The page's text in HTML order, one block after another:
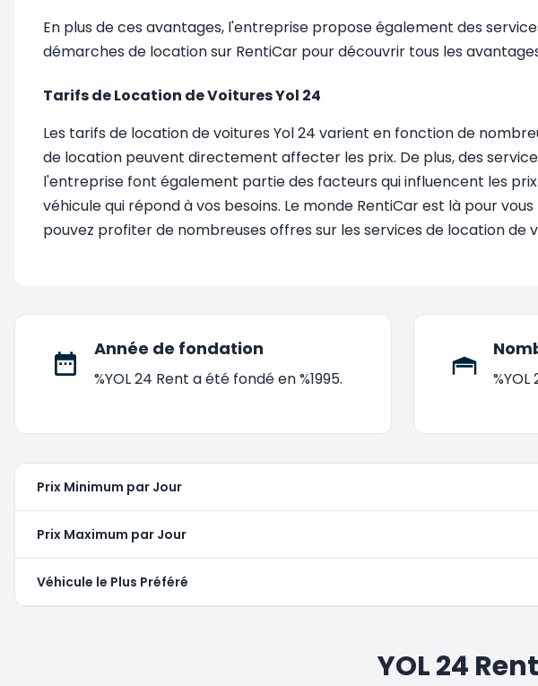
En plus de ces avantages, l'entreprise propose également des
démarches de location sur RentiCar pour découvrir tous les
Tarifs de Location de Voitures Yol 24
Les tarifs de location de voitures Yol 24 varient en fonction de
de location peuvent directement affecter les prix. De plus, des
l'entreprise font également partie des facteurs qui influencent les
véhicule qui répond à vos besoins. Le monde RentiCar est là pour
pouvez profiter de nombreuses offres sur les services de location de
Année de fondation
%YOL 24 Rent a été fondé en %1995.
Prix Minimum par Jour
Prix Maximum par Jour
Véhicule le Plus Préféré
YOL 24